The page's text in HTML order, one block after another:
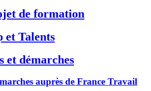
de formation
et Talents
et démarches
auprès de France Travail